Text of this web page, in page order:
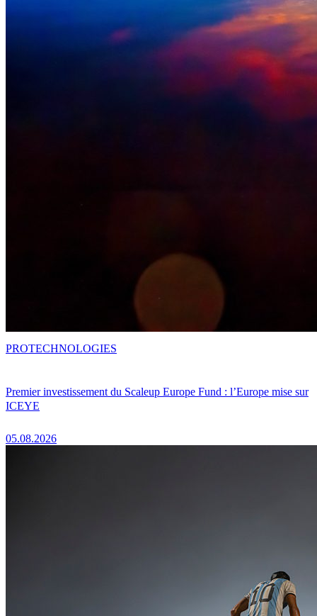
Premier investissement du Scaleup Europe Fund : l’Europe mise sur
ICEYE
05.08.2026
PROTECHNOLOGIES